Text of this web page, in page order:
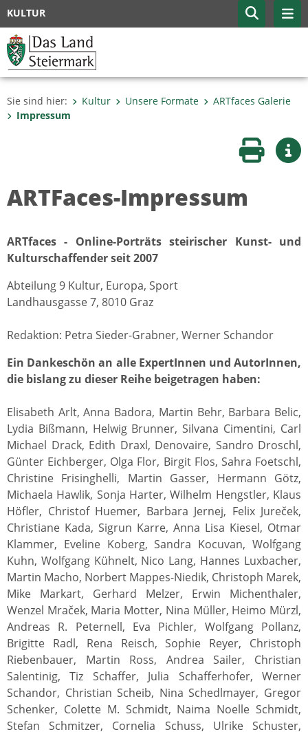
KULTUR
Sie sind hier: Kultur Unsere Formate
ARTfaces Galerie
Impressum
Seite
ARTFaces-Impressum
ARTfaces - Online-Porträts steirischer Kunst- und
Kulturschaffender seit 2007
Abteilung 9 Kultur, Europa, Sport
Landhausgasse 7, 8010 Graz
Redaktion: Petra Sieder-Grabner, Werner Schandor
Ein Dankeschön an alle ExpertInnen und AutorInnen,
die bislang zu dieser Reihe beigetragen haben:
Elisabeth Arlt, Anna Badora, Martin Behr, Barbara Belic,
Lydia Bißmann, Helwig Brunner, Silvana Cimentini, Carl
Michael Drack, Edith Draxl, Denovaire, Sandro Droschl,
Günter Eichberger, Olga Flor, Birgit Flos, Sahra Foetschl,
Christine Frisinghelli, Martin Gasser, Hermann Götz,
Michaela Hawlik, Sonja Harter, Wilhelm Hengstler, Klaus
Höfler, Christof Huemer, Barbara Jernej, Felix Jureček,
Christiane Kada, Sigrun Karre, Anna Lisa Kiesel, Otmar
Klammer, Eveline Koberg, Sandra Kocuvan, Wolfgang
Kuhn, Wolfgang Kühnelt, Nico Lang, Hannes Luxbacher,
Martin Macho, Norbert Mappes-Niedik, Christoph Marek,
Mike Markart, Gerhard Melzer, Erwin Michenthaler,
Wenzel Mraček, Maria Motter, Nina Müller, Heimo Mürzl,
Andreas R. Peternell, Eva Pichler, Wolfgang Pollanz,
Brigitte Radl, Rena Reisch, Sophie Reyer, Christoph
Riebenbauer, Martin Ross, Andrea Sailer, Christian
Salentinig, Tiz Schaffer, Julia Schafferhofer, Werner
Schandor, Christian Scheib, Nina Schedlmayer, Gregor
Schenker, Colette M. Schmidt, Naima Noelle Schmidt,
Stefan Schmitzer, Cornelia Schuss, Ulrike Schuster,